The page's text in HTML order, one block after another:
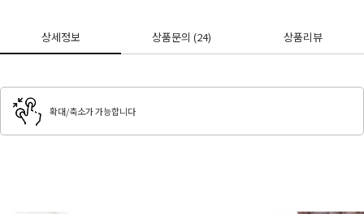
상세정보 상품문의(24) 상품리뷰
확대/축소가 가능합니다